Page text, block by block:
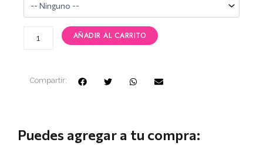
Rosas
Preservadas
Amo"
AÑADIR AL CARRITO
Compartir:
Puedes agregar a tu compra: